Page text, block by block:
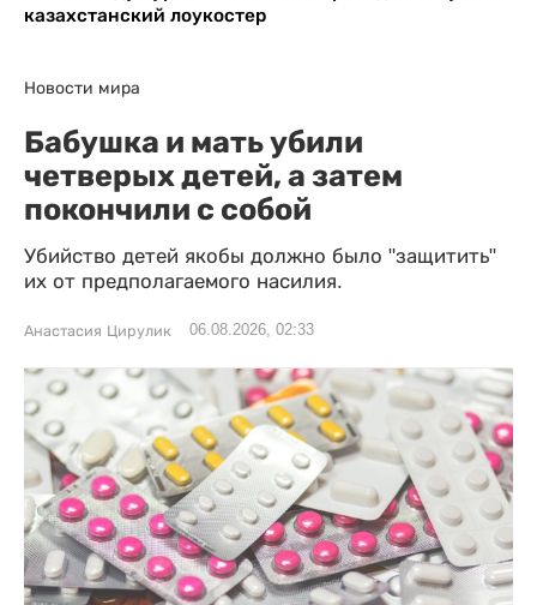
казахстанский лоукостер
Новости мира
Бабушка и мать убили
четверых детей, а затем
покончили с собой
Убийство детей якобы должно было "защитить"
их от предполагаемого насилия.
Анастасия Цирулик 06.08.2026, 02:33